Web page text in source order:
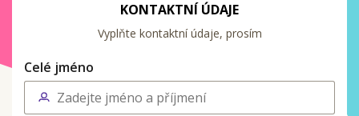
KONTAKTNÍ ÚDAJE
Vyplňte kontaktní údaje, prosím
Celé jméno